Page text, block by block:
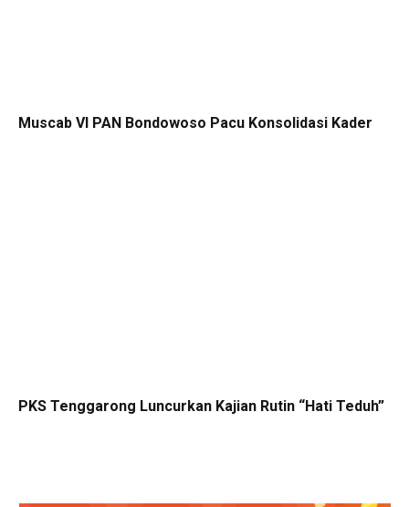
Muscab VI PAN Bondowoso Pacu Konsolidasi Kader
PKS Tenggarong Luncurkan Kajian Rutin “Hati Teduh”